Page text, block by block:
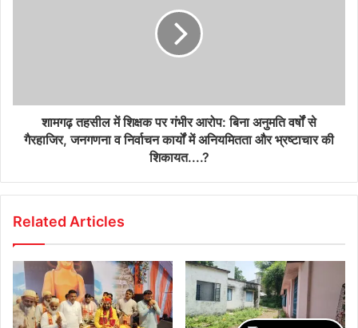
शामगढ़ तहसील में शिक्षक पर गंभीर आरोप: बिना अनुमति वर्षों से
गैरहाजिर, जनगणना व निर्वाचन कार्यों में अनियमितता और भ्रष्टाचार की
शिकायत....?
Related Articles